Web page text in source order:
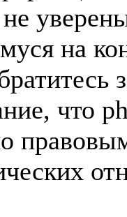
на
что